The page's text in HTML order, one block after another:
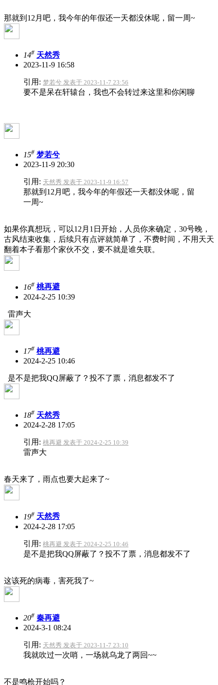
那就到12月吧，我今年的年假还一天都没休呢，留一周~
14# 天然秀
2023-11-9 16:58
引用: 梦若兮 发表于 2023-11-7 23:56
要不是呆在轩辕台，我也不会转过来这里和你闲聊
15# 梦若兮
2023-11-9 20:30
引用: 天然秀 发表于 2023-11-9 16:57
那就到12月吧，我今年的年假还一天都没休呢，留
一周~
如果你真想玩，可以12月1日开始，人员你来确定，30号晚，
古风结束收集，后续只有点评就简单了，不费时间，不用天天
翻着本子看那个家伙不交，要不就是谁失联。
16# 桃再避
2024-2-25 10:39
雷声大
17# 桃再避
2024-2-25 10:46
是不是把我QQ屏蔽了？投不了票，消息都发不了
18# 天然秀
2024-2-28 17:05
引用: 桃再避 发表于 2024-2-25 10:39
雷声大
春天来了，雨点也要大起来了~
19# 天然秀
2024-2-28 17:05
引用: 桃再避 发表于 2024-2-25 10:46
是不是把我QQ屏蔽了？投不了票，消息都发不了
这该死的病毒，害死我了~
20# 秦再避
2024-3-1 08:24
引用: 天然秀 发表于 2023-11-7 23:10
我就吹过一次哨，一场就乌龙了两回~~
不是鸣枪开始吗？